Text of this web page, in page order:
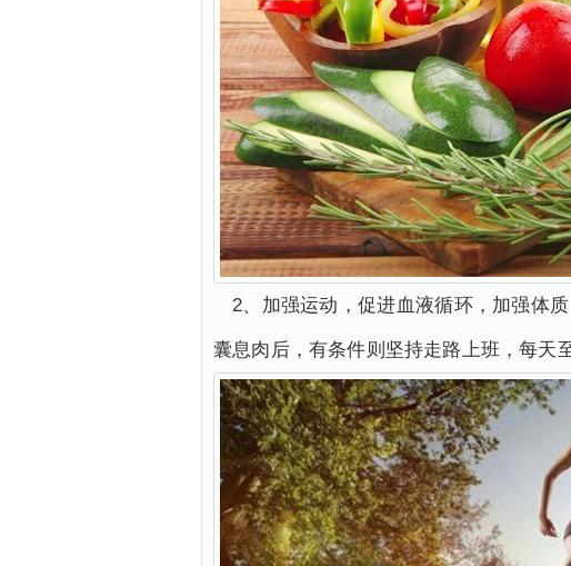
2、加强运动，促进血液循环，加强体
囊息肉后，有条件则坚持走路上班，每天